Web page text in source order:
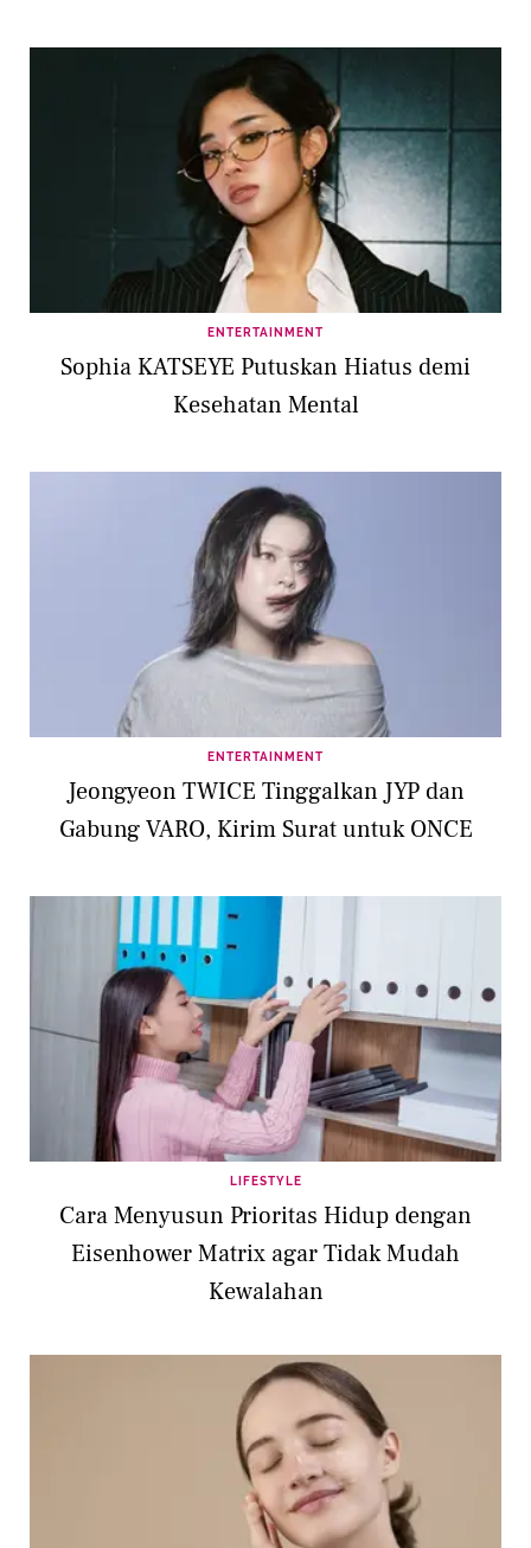
ENTERTAINMENT
Sophia KATSEYE Putuskan Hiatus demi
Kesehatan Mental
ENTERTAINMENT
Jeongyeon TWICE Tinggalkan JYP dan
Gabung VARO, Kirim Surat untuk ONCE
LIFESTYLE
Cara Menyusun Prioritas Hidup dengan
Eisenhower Matrix agar Tidak Mudah
Kewalahan